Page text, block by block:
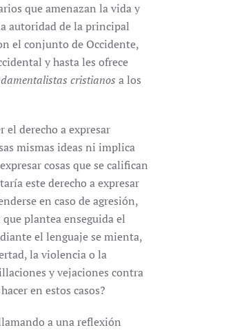
que amenazan la vida y
autoridad de la principal
el conjunto de Occidente,
y hasta les ofrece
cristianos a los
el derecho a expresar
mismas ideas ni implica
cosas que se califican
este derecho a expresar
en caso de agresión,
plantea enseguida el
el lenguaje se mienta,
la violencia o la
y vejaciones contra
en estos casos?
a una reflexión